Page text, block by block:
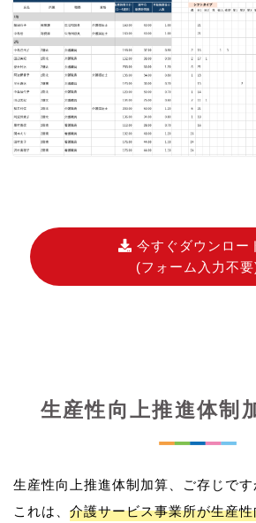
今すぐダウンロー
(フォーム入力不要
生産性向上推進体制
生産性向上推進体制加算、ご存じです
これは、 介護サービス事業所が生産